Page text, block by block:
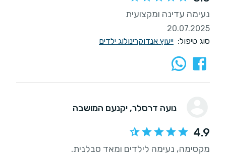
נעימה עדינה ומקצועית
20.07.2025
סוג טיפול: ייעוץ אנדוקרינולוג ילדים
נועה דרסלר, יקנעם המושבה
4.9
מקסימה, נעימה לילדים ומאד סבלנית.